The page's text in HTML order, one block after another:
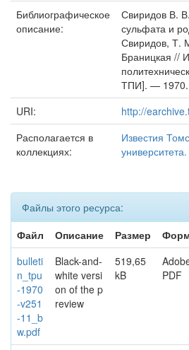
Библиографическое
описание:
Свиридов В.
сульфата и
Свиридов, Т.
Браницкая //
ТПИ]. —
URI:
http://
Располагается в
коллекциях:
Известия
Файлы этого ресурса:
Файл
Описание Размер
bulleti
n_tpu
-1970
-v251
-11_b
w.pdf
Black-and-
white versi
on of the p
review
519,65
kB
PDF